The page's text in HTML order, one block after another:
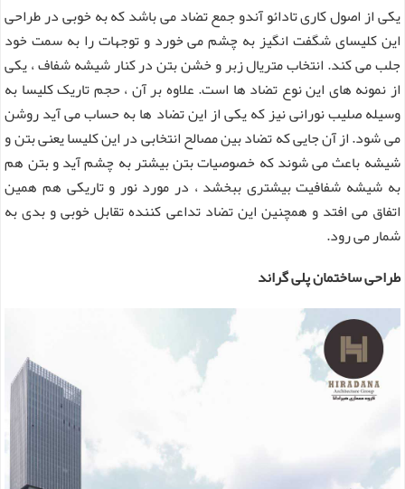
یکی از اصول کاری تادائو آندو جمع تضاد می باشد که به خوبی در طراحی
این کلیسای شگفت انگیز به چشم می خورد و توجهات را به سمت خود
جلب می کند. انتخاب متریال زبر و خشن بتن در کنار شیشه شفاف ، یکی
از نمونه های این نوع تضاد ها است. علاوه بر آن ، حجم تاریک کلیسا به
وسیله صلیب نورانی نیز که یکی از این تضاد ها به حساب می آید روشن
می شود. از آن جایی که تضاد بین مصالح انتخابی در این کلیسا یعنی بتن و
شیشه باعث می شوند که خصوصیات بتن بیشتر به چشم آید و بتن هم
به شیشه شفافیت بیشتری ببخشد ، در مورد نور و تاریکی هم همین
اتفاق می افتد و همچنین این تضاد تداعی کننده تقابل خوبی و بدی به
شمار می رود.
طراحی ساختمان پلی گراند